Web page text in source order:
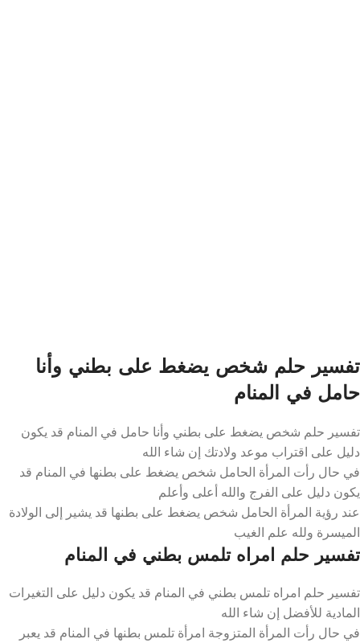
تفسير حلم شخص يضغط على بطني وأنا
حامل في المنام
تفسير حلم شخص يضغط على بطني وأنا حامل في المنام قد يكون
دليل على اقتراب موعد ولادتك إن شاء الله
في حال رأت المرأة الحامل شخص يضغط على بطنها في المنام قد
يكون دليل على الفرج والله أعلى وأعلم
عند رؤية المرأة الحامل شخص يضغط على بطنها قد يشير إلى الولادة
الميسرة ولله علم الغيب
تفسير حلم امراه تلمس بطني في المنام
تفسير حلم امراه تلمس بطني في المنام قد يكون دليل على التغيرات
المادية للأفضل إن شاء الله
في حال رأت المرأة المتزوجة امرأة تلمس بطنها في المنام قد يعبر